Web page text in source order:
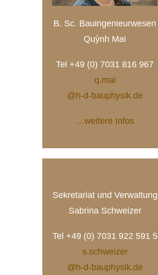
B. Sc. Bauingenieurwesen
Quỳnh Mai
Tel +49 (0) 7031 816 967
q.mai
@h-d-bauphysik.de
…weitere Infos
Sekretariat und Verwaltung
Sabrina Schweizer
Tel +49 (0) 7031 922 591 5
s.schweizer
@h-d-bauphysik.de